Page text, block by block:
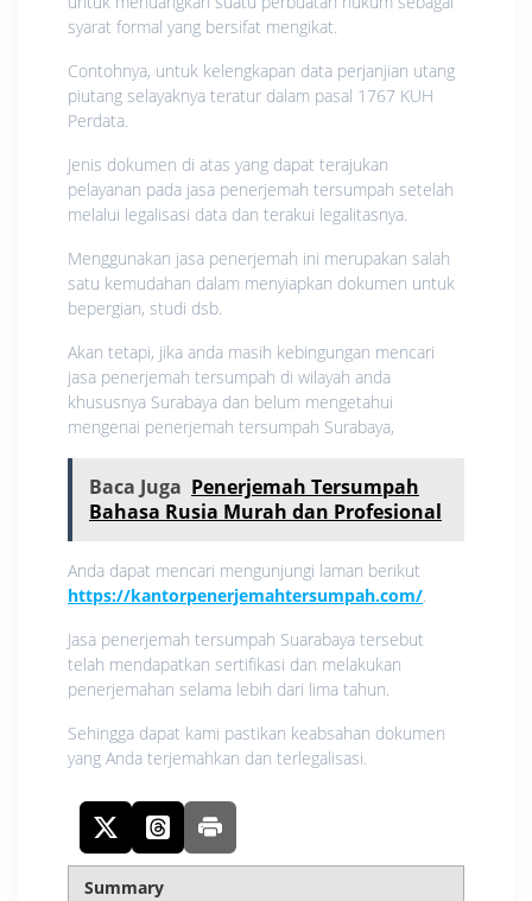
syarat formal yang bersifat mengikat.
Contohnya, untuk kelengkapan data perjanjian utang
piutang selayaknya teratur dalam pasal 1767 KUH
Perdata.
Jenis dokumen di atas yang dapat terajukan
pelayanan pada jasa penerjemah tersumpah setelah
melalui legalisasi data dan terakui legalitasnya.
Menggunakan jasa penerjemah ini merupakan salah
satu kemudahan dalam menyiapkan dokumen untuk
bepergian, studi dsb.
Akan tetapi, jika anda masih kebingungan mencari
jasa penerjemah tersumpah di wilayah anda
khususnya Surabaya dan belum mengetahui
mengenai penerjemah tersumpah Surabaya,
Baca Juga Penerjemah Tersumpah
Bahasa Rusia Murah dan Profesional
Anda dapat mencari mengunjungi laman berikut
https://kantorpenerjemahtersumpah.com/.
Jasa penerjemah tersumpah Suarabaya tersebut
telah mendapatkan sertifikasi dan melakukan
penerjemahan selama lebih dari lima tahun.
Sehingga dapat kami pastikan keabsahan dokumen
yang Anda terjemahkan dan terlegalisasi.
Summary